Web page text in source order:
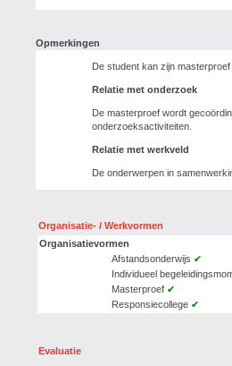
Opmerkingen
De student kan zijn
Relatie met onderzoek
De masterproef wordt
onderzoeksactiviteiten.
Relatie met werkveld
De onderwerpen in
Organisatie- / Werkvormen
Organisatievormen
Afstandsonderwijs ✔
Individueel
Masterproef ✔
Responsiecollege ✔
Evaluatie